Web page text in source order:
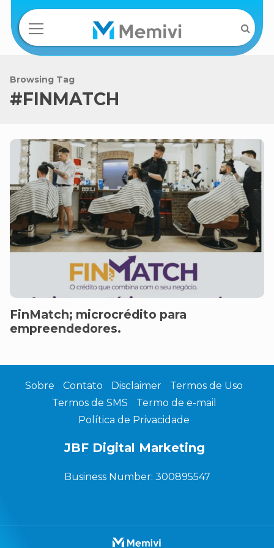
Browsing Tag
#FINMATCH
FinMatch; microcrédito para
empreendedores.
Sobre Contato Disclaimer
Termos de Uso
Termos de SMS
Termo de e-mail
Política de Privacidade
JBF Digital Marketing
Business Number: 300895547